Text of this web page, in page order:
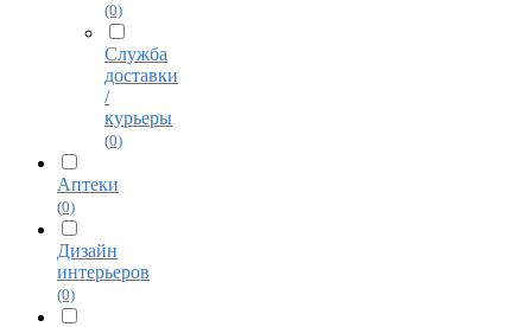
(0)
Служба
доставки
/
курьеры
(0)
Аптеки
(0)
Дизайн
интерьеров
(0)